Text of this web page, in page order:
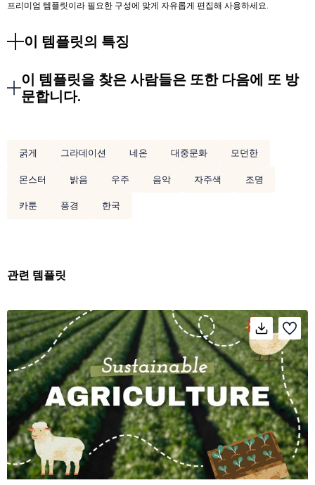
프리미엄 템플릿이라 필요한 구성에 맞게 자유롭게 편집해 사용하세요.
이 템플릿의 특징
이 템플릿을 찾은 사람들은 또한 다음에 또 방
문합니다.
굵게 그라데이션 네온 대중문화
모던한
몬스터
밝음 우주 음악 자주색
조명
카툰
풍경 한국
관련 템플릿